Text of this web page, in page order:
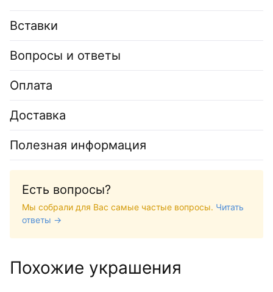
Вставки
Вопросы и ответы
Оплата
Доставка
Полезная информация
Есть вопросы?
Мы собрали для Вас самые частые вопросы. Читать
ответы →
Похожие украшения